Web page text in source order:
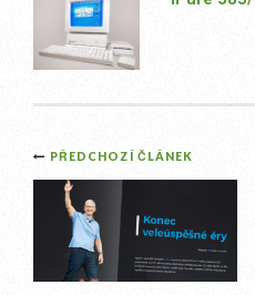
Post
navigation
PŘEDCHOZÍ ČLÁNEK